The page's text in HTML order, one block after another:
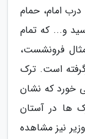
امام، حمام
و... که تمام
فرونشست،
است. ترک
خورد که نشان
ها در آستان
نیز مشاهده